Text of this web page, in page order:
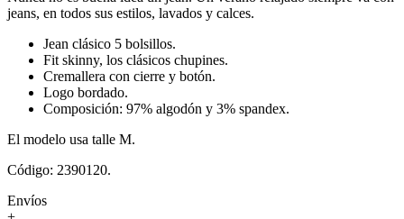
jeans, en todos sus estilos, lavados y calces.
Jean clásico 5 bolsillos.
Fit skinny, los clásicos chupines.
Cremallera con cierre y botón.
Logo bordado.
Composición: 97% algodón y 3% spandex.
El modelo usa talle M.
Código: 2390120.
Envíos